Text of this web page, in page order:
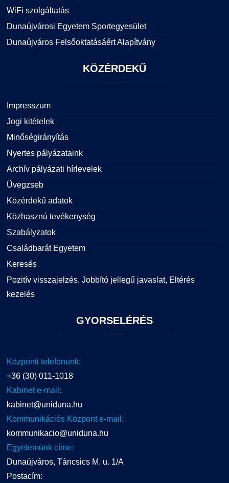
WiFi szolgáltatás
Dunaújvárosi Egyetem Sportegyesület
Dunaújváros Felsőoktatásáért Alapítvány
KÖZÉRDEKŰ
Impresszum
Jogi kitételek
Minőségirányítás
Nyertes pályázataink
Archív pályázati hírlevelek
Üvegzseb
Közérdekű adatok
Közhasznú tevékenység
Szabályzatok
Családbarát Egyetem
Keresés
Pozitív visszajelzés, Jobbító jellegű javaslat, Eltérés
kezelés
GYORSELÉRÉS
Központi telefonunk:
+36 (30) 011-1018
Kabinet e-mail:
kabinet@uniduna.hu
Kommunikációs Központ e-mail:
kommunikacio@uniduna.hu
Egyetemünk címe:
Dunaújváros, Táncsics M. u. 1/A
Postacím: